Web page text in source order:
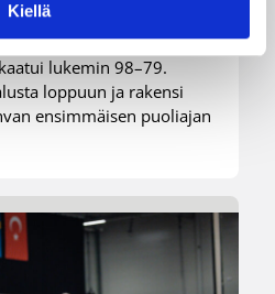
Kiellänappasivat toisen
B-divisioonan EM-
lukemin 98–79.
loppuun ja rakensi
ensimmäisen puoliajan